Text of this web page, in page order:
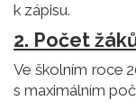
k zápisu.
2. Počet
Ve školním roce
s maximálním